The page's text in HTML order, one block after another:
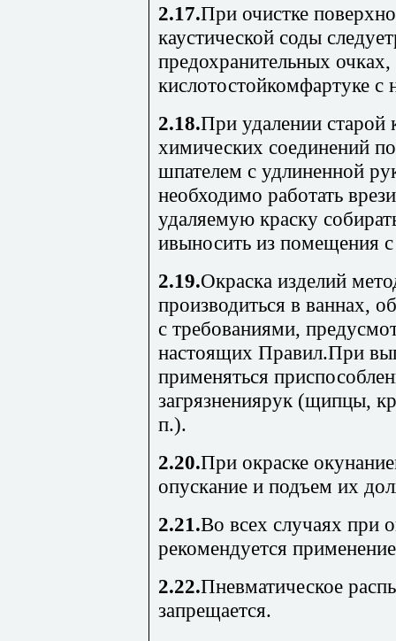
2.17.При очистке
каустической соды
предохранительных
кислотостойкомфартуке с
2.18.При удалении
химических соединений
шпателем с удлиненной
необходимо работать
удаляемую краску
ивыносить из помещения
2.19.Окраска изделий
производиться в ваннах,
с требованиями,
настоящих Правил.При
применяться
загрязнениярук (щипцы,
п.).
2.20.При окраске
опускание и подъем их
2.21.Во всех случаях при
рекомендуется
2.22.Пневматическое
запрещается.